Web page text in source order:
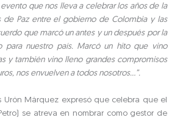
evento que nos lleva a celebrar los años de la
de Paz entre el gobierno de Colombia y las
que marcó un antes y un después por la
para nuestro país. Marcó un hito que vino
y también vino lleno grandes compromisos
nos envuelven a todos nosotros…”.
Urón Márquez expresó que celebra que el
se atreva en nombrar como gestor de